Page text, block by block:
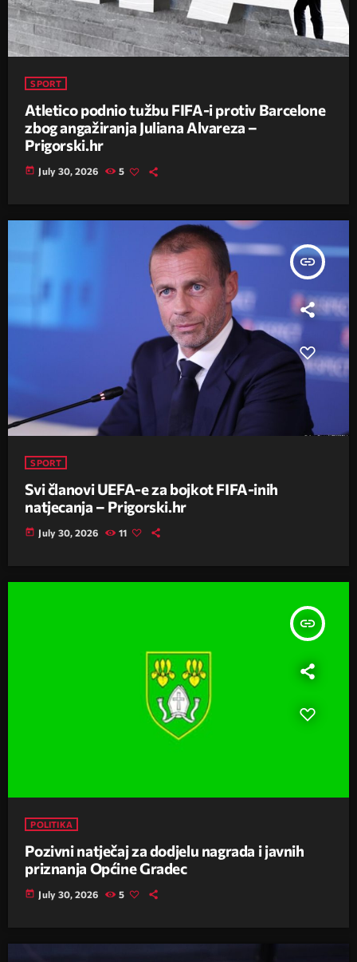
SPORT
Atletico podnio tužbu FIFA-i protiv Barcelone
zbog angažiranja Juliana Alvareza –
Prigorski.hr
today July 30, 2026 5
insert_link
SPORT
Svi članovi UEFA-e za bojkot FIFA-inih
natjecanja – Prigorski.hr
today July 30, 2026 11
insert_link
POLITIKA
Pozivni natječaj za dodjelu nagrada i javnih
priznanja Općine Gradec
today July 30, 2026 5